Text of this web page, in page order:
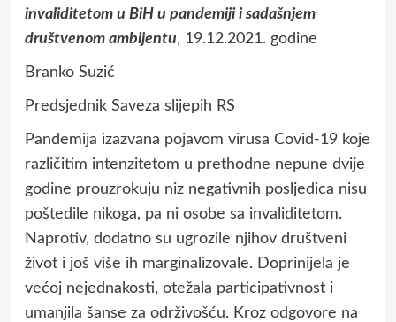
invaliditetom u BiH u pandemiji i sadašnjem
društvenom ambijentu, 19.12.2021. godine
Branko Suzić
Predsjednik Saveza slijepih RS
Pandemija izazvana pojavom virusa Covid-19 koje
različitim intenzitetom u prethodne nepune dvije
godine prouzrokuju niz negativnih posljedica nisu
poštedile nikoga, pa ni osobe sa invaliditetom.
Naprotiv, dodatno su ugrozile njihov društveni
život i još više ih marginalizovale. Doprinijela je
većoj nejednakosti, otežala participativnost i
umanjila šanse za održivošću. Kroz odgovore na